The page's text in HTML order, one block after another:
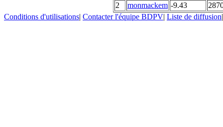
2
monmackem -9.43
Conditions d'utilisations| Contacter l'équipe BDPV| Liste de diffusion